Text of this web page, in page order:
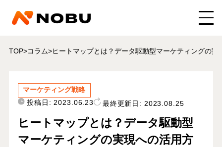
TOP>コラム>ヒートマップとは？データ駆動型マーケティングの実
マーケティング戦略
投稿日:2023.06.23 最終更新日: 2023.08.25
ヒートマップとは？データ駆動型
マーケティングの実現への活用方